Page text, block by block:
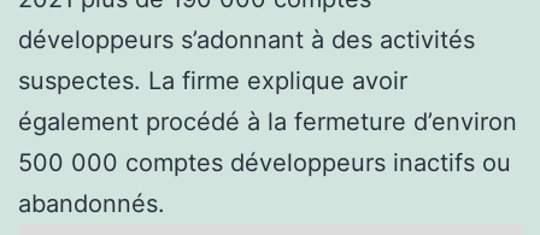
développeurs s’adonnant à des activités
suspectes. La firme explique avoir
également procédé à la fermeture d’environ
500 000 comptes développeurs inactifs ou
abandonnés.